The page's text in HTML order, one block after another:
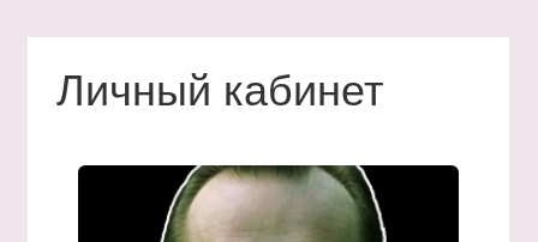
Личный кабинет